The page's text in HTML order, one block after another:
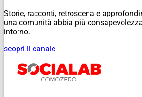
Storie, racconti, retroscena e
una comunità abbia più
intorno.
scopri il canale